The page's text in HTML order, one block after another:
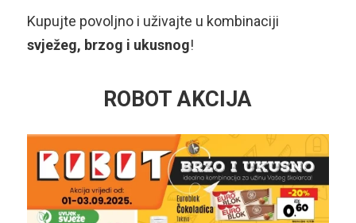
Kupujte povoljno i uživajte u kombinaciji
svježeg, brzog i ukusnog!
ROBOT AKCIJA